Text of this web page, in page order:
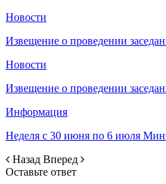
Новости
Извещение о проведении
Новости
Извещение о проведении
Информация
Неделя с 30 июня по 6 июля
Назад Вперед
Оставьте ответ